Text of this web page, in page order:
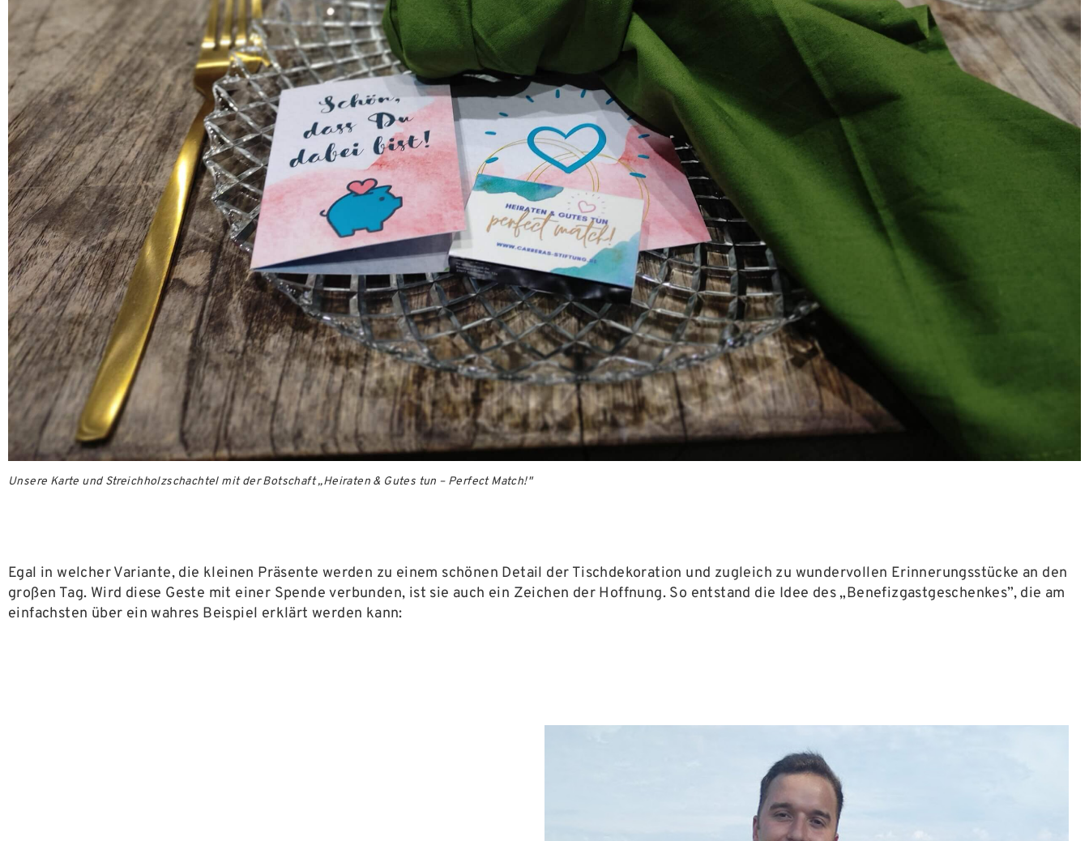
Unsere Karte und Streichholzschachtel mit der Botschaft „Heiraten & Gutes tun – Perfect Match!"
Egal in welcher Variante, die kleinen Präsente werden zu einem schönen Detail der Tischdekoration und zugleich zu wundervollen Erinnerungsstücke an den
großen Tag. Wird diese Geste mit einer Spende verbunden, ist sie auch ein Zeichen der Hoffnung. So entstand die Idee des „Benefizgastgeschenkes”, die am
einfachsten über ein wahres Beispiel erklärt werden kann: